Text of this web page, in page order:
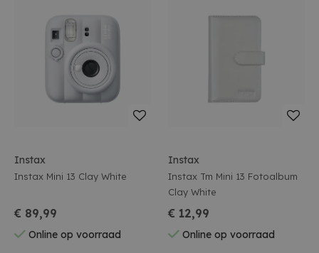
Instax
Instax Mini 13 Clay White
€ 89,99
Online op voorraad
Instax
Instax Tm Mini 13 Fotoalbum
Clay White
€ 12,99
Online op voorraad